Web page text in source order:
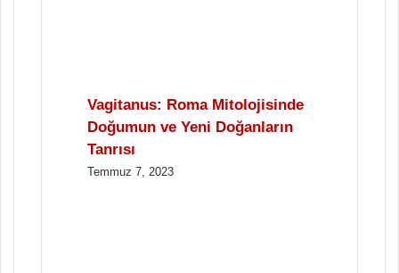
Vagitanus: Roma Mitolojisinde
Doğumun ve Yeni Doğanların
Tanrısı
Temmuz 7, 2023